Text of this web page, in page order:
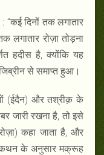
“कई दिनों तक लगातार
लगातार रोज़ा तोड़ना
हदीस है, क्योंकि यह
से समाप्त हुआ।
(ईदैन) और तश्रीक़ के
जारी रखना है, तो इसे
कहा जाता है, और
कथन के अनुसार मक्रूह